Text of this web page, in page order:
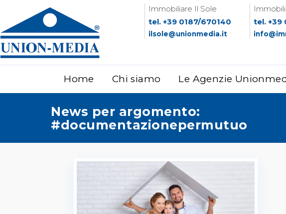
Immobiliare Il Sole
tel. +39 0187/670140
ilsole@unionmedia.it
tel. +39
Home Chi siamo Le Agenzie
News per argomento:
#documentazionepermutuo